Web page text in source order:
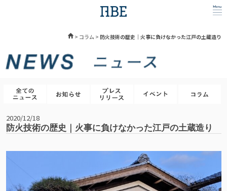
> コラム> 防火技術の歴史｜火事に負けなかった江戸の土蔵造り
2020/12/18
防火技術の歴史｜火事に負けなかった江戸の土蔵造り